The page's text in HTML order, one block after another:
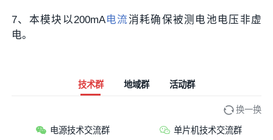
7、本模块以200mA电流消耗确保被测电池电压非虚
电。
技术群 地域群 活动群
换一换
电源技术交流群 单片机技术交流群